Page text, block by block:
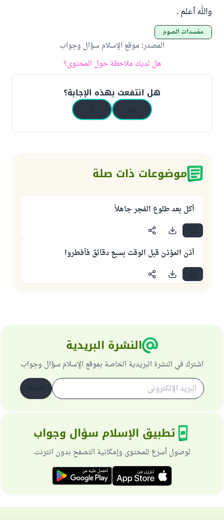
والله أعلم .
مفسدات الصوم
المصدر: موقع الإسلام سؤال وجواب
هل لديك ملاحظة حول المحتوى؟
هل انتفعت بهذه الإجابة؟
موضوعات ذات صلة
أكل بعد طلوع الفجر جاهلاً
أذن المؤذن قبل الوقت بسبع دقائق فأفطروا
النشرة البريدية
اشترك في النشرة البريدية الخاصة بموقع الإسلام سؤال وجواب
تطبيق الإسلام سؤال وجواب
لوصول أسرع للمحتوى وإمكانية التصفح بدون انترنت